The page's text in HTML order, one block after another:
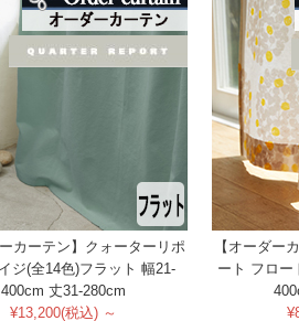
ーカーテン】クォーターリポ
ジ(全14色)フラット 幅21-
400cm 丈31-280cm
¥13,200(税込) ～
【オーダー
ート フロー